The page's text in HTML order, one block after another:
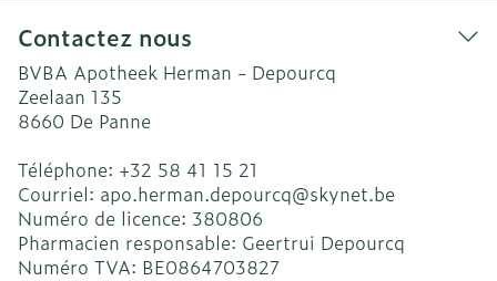
Contactez nous
BVBA Apotheek Herman - Depourcq
Zeelaan 135
8660 De Panne
Téléphone: +32 58 41 15 21
Courriel: apo.herman.depourcq@skynet.be
Numéro de licence: 380806
Pharmacien responsable: Geertrui Depourcq
Numéro TVA: BE0864703827